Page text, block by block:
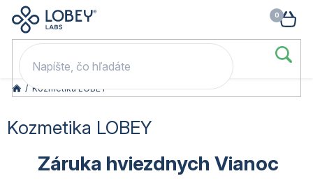
Prejsť
obsah
kódom LOB20 (nad 80 eur). 👉
/ Kozmetika LOBEY
Kozmetika LOBEY
Záruka hviezdnych Vianoc